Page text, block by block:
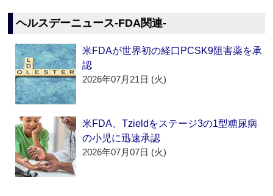
ヘルスデーニュース‐FDA関連‐
米FDAが世界初の経口PCSK9阻害薬を承
認
2026年07月21日 (火)
米FDA、Tzieldをステージ3の1型糖尿病
の小児に迅速承認
2026年07月07日 (火)